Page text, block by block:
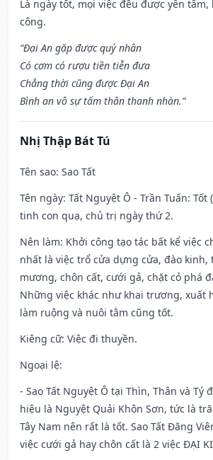
Là ngày tốt, mọi việc đều được yên
công.
“Đại An gặp được quý nhân
Có cơm có rượu tiền tiễn đưa
Chẳng thời cũng được Đại An
Bình an vô sự tấm thân thanh nhàn.”
Nhị Thập Bát Tú
Tên sao: Sao Tất
Tên ngày: Tất Nguyệt Ô - Trần Tuấn: Tốt
tinh con quạ, chủ trị ngày thứ 2.
Nên làm: Khởi công tạo tác bất kể việc
nhất là việc trổ cửa dựng cửa, đào kinh,
mương, chôn cất, cưới gả, chặt cỏ phá
Những việc khác như khai trương, xuất
làm ruộng và nuôi tằm cũng tốt.
Kiêng cữ: Việc đi thuyền.
Ngoại lệ:
- Sao Tất Nguyệt Ô tại Thìn, Thân và Tý
hiệu là Nguyệt Quải Khôn Sơn, tức là
Tây Nam nên rất là tốt. Sao Tất Đăng
việc cưới gả hay chôn cất là 2 việc ĐẠI